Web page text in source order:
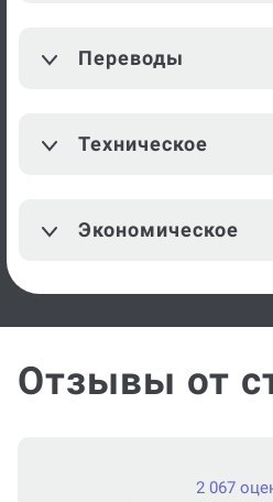
изделий
Переводы
Техническое
Экономическое
Отзывы от
2 067